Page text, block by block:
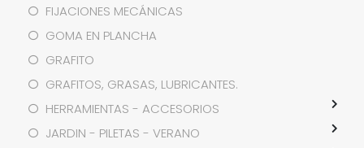
FIJACIONES MECÁNICAS
GOMA EN PLANCHA
GRAFITO
GRAFITOS, GRASAS, LUBRICANTES.
HERRAMIENTAS - ACCESORIOS
JARDIN - PILETAS - VERANO